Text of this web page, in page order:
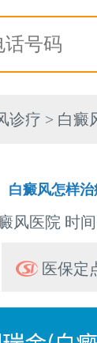
诊疗 > 白癜
白癜风怎样
风医院 时
医保定